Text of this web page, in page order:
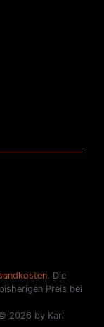
. Die
Preis bei
2026 by Karl